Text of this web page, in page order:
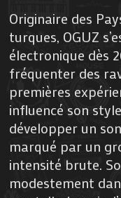
Originaire des
turques, OGUZ
électronique dès
fréquenter des
premières
influencé son
développer un
marqué par un
intensité brute.
modestement